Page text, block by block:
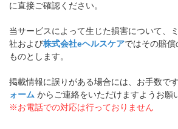
に直接ご確認ください。
当サービスによって生じた損害について、
社および株式会社eヘルスケアではその賠
ものとします。
掲載情報に誤りがある場合には、お手数で
ォーム からご連絡をいただけますようお願
※お電話での対応は行っておりません